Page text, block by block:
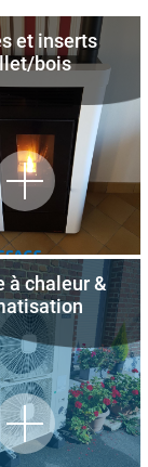
et inserts
bois
à chaleur &